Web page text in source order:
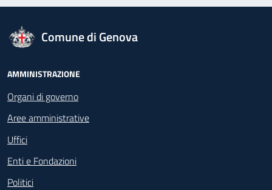
logo Unione Europea
Comune di Genova
Footer - Navigazione
AMMINISTRAZIONE
Organi di governo
Aree amministrative
Uffici
Enti e Fondazioni
Politici